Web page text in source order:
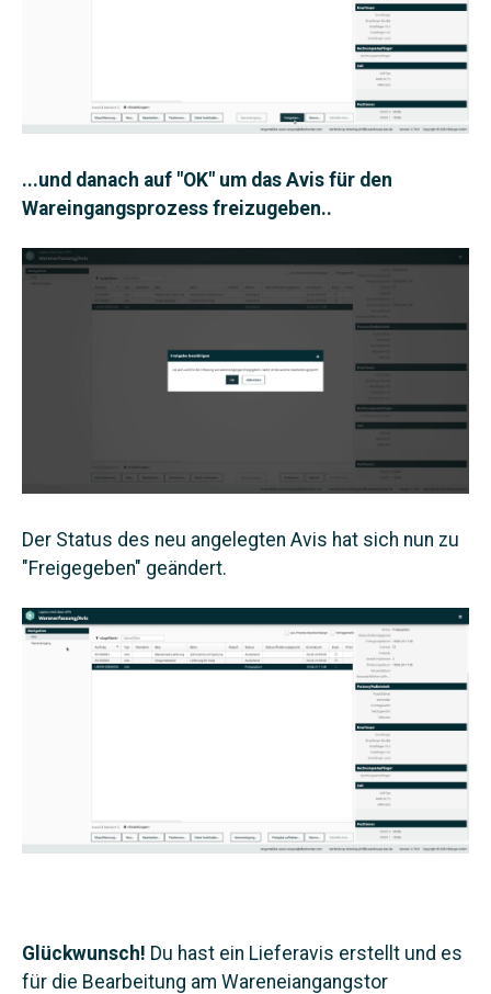
...und danach auf "OK" um das Avis für den
Wareingangsprozess freizugeben..
Der Status des neu angelegten Avis hat sich nun zu
"Freigegeben" geändert.
Glückwunsch! Du hast ein Lieferavis erstellt und es
für die Bearbeitung am Wareneiangangstor